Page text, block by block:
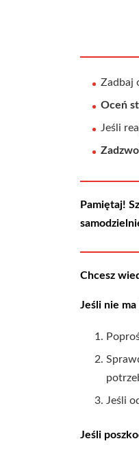
Zadbaj
Oceń
Jeśli
Pamiętaj!
Chcesz
Jeśli nie
Jeśli
Jeśli